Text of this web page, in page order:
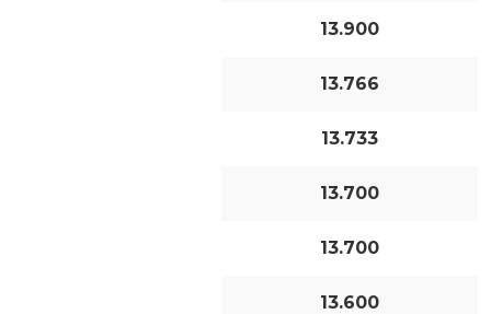
13.900
13.766
13.733
13.700
13.700
13.600